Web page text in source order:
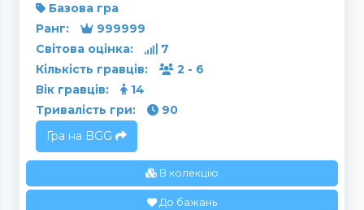
Базова гра
Ранг:
999999
Світова оцінка:
7
Кількість гравців:
2 - 6
Вік гравців:
14
Тривалість гри:
90
Гра на BGG
В колекцію
До бажань